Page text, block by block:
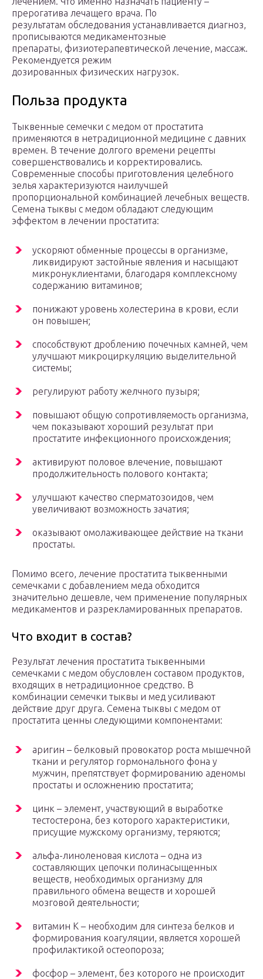
прерогатива лечащего врача. По
результатам обследования устанавливается диагноз,
прописываются медикаментозные
препараты, физиотерапевтической лечение, массаж.
Рекомендуется режим
дозированных физических нагрузок.
Польза продукта
Тыквенные семечки с медом от простатита
применяются в нетрадиционной медицине с давних
времен. В течение долгого времени рецепты
совершенствовались и корректировались.
Современные способы приготовления целебного
зелья характеризуются наилучшей
пропорциональной комбинацией лечебных веществ.
Семена тыквы с медом обладают следующим
эффектом в лечении простатита:
ускоряют обменные процессы в организме,
ликвидируют застойные явления и насыщают
микронуклиентами, благодаря комплексному
содержанию витаминов;
понижают уровень холестерина в крови, если
он повышен;
способствуют дроблению почечных камней, чем
улучшают микроциркуляцию выделительной
системы;
регулируют работу желчного пузыря;
повышают общую сопротивляемость организма,
чем показывают хороший результат при
простатите инфекционного происхождения;
активируют половое влечение, повышают
продолжительность полового контакта;
улучшают качество сперматозоидов, чем
увеличивают возможность зачатия;
оказывают омолаживающее действие на ткани
простаты.
Помимо всего, лечение простатита тыквенными
семечками с добавлением меда обходится
значительно дешевле, чем применение популярных
медикаментов и разрекламированных препаратов.
Что входит в состав?
Результат лечения простатита тыквенными
семечками с медом обусловлен составом продуктов,
входящих в нетрадиционное средство. В
комбинации семечки тыквы и мед усиливают
действие друг друга. Семена тыквы с медом от
простатита ценны следующими компонентами:
аригин – белковый провокатор роста мышечной
ткани и регулятор гормонального фона у
мужчин, препятствует формированию аденомы
простаты и осложнению простатита;
цинк – элемент, участвующий в выработке
тестостерона, без которого характеристики,
присущие мужскому организму, теряются;
альфа-линоленовая кислота – одна из
составляющих цепочки полинасыщенных
веществ, необходимых организму для
правильного обмена веществ и хорошей
мозговой деятельности;
витамин К – необходим для синтеза белков и
формирования коагуляции, является хорошей
профилактикой остеопороза;
фосфор – элемент, без которого не происходит